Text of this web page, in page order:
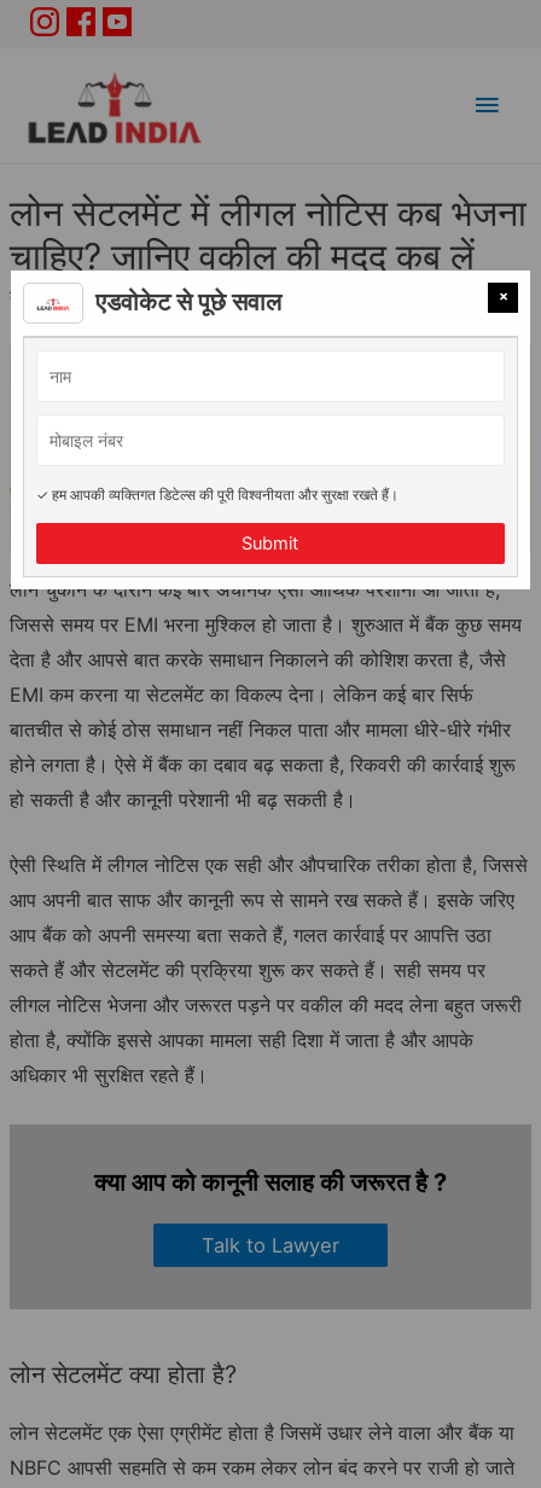
Main
लोन सेटलमेंट में लीगल नोटिस कब भेजना
चाहिए? जानिए वकील की मदद कब लें
कानूनी सलाह / ByAdv. Vidhi Saini
लोन चुकाने के दौरान कई बार अचानक ऐसी आर्थिक परेशानी आ जाती है,
जिससे समय पर EMI भरना मुश्किल हो जाता है। शुरुआत में बैंक कुछ समय
देता है और आपसे बात करके समाधान निकालने की कोशिश करता है, जैसे
EMI कम करना या सेटलमेंट का विकल्प देना। लेकिन कई बार सिर्फ
बातचीत से कोई ठोस समाधान नहीं निकल पाता और मामला धीरे-धीरे गंभीर
होने लगता है। ऐसे में बैंक का दबाव बढ़ सकता है, रिकवरी की कार्रवाई शुरू
हो सकती है और कानूनी परेशानी भी बढ़ सकती है।
ऐसी स्थिति में लीगल नोटिस एक सही और औपचारिक तरीका होता है, जिससे
आप अपनी बात साफ और कानूनी रूप से सामने रख सकते हैं। इसके जरिए
आप बैंक को अपनी समस्या बता सकते हैं, गलत कार्रवाई पर आपत्ति उठा
सकते हैं और सेटलमेंट की प्रक्रिया शुरू कर सकते हैं। सही समय पर
लीगल नोटिस भेजना और जरूरत पड़ने पर वकील की मदद लेना बहुत जरूरी
होता है, क्योंकि इससे आपका मामला सही दिशा में जाता है और आपके
अधिकार भी सुरक्षित रहते हैं।
क्या आप को कानूनी सलाह की जरूरत है ?
Talk to Lawyer
लोन सेटलमेंट क्या होता है?
लोन सेटलमेंट एक ऐसा एग्रीमेंट होता है जिसमें उधार लेने वाला और बैंक या
NBFC आपसी सहमति से कम रकम लेकर लोन बंद करने पर राजी हो जाते
×
एडवोकेट से पूछे सवाल
✓ हम आपकी व्यक्तिगत डिटेल्स की पूरी विश्वनीयता और सुरक्षा रखते हैं।
Submit